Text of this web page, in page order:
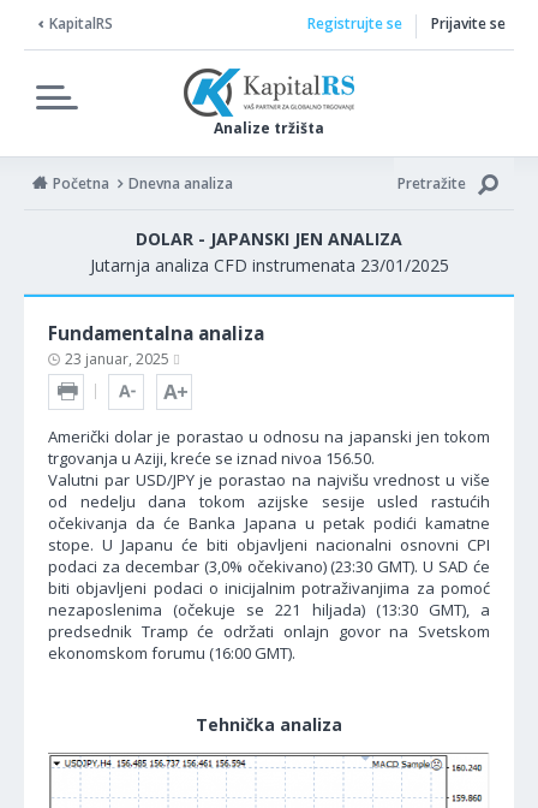
KapitalRS
Analize tržišta
Registrujte se Prijavite se
Početna Dnevna analiza Pretražite
DOLAR - JAPANSKI JEN ANALIZA
Jutarnja analiza CFD instrumenata 23/01/2025
Fundamentalna analiza
23 januar, 2025
Američki dolar je porastao u odnosu na japanski jen tokom
trgovanja u Aziji, kreće se iznad nivoa 156.50.
Valutni par USD/JPY je porastao na najvišu vrednost u više
od nedelju dana tokom azijske sesije usled rastućih
očekivanja da će Banka Japana u petak podići kamatne
stope. U Japanu će biti objavljeni nacionalni osnovni CPI
podaci za decembar (3,0% očekivano) (23:30 GMT). U SAD će
biti objavljeni podaci o inicijalnim potraživanjima za pomoć
nezaposlenima (očekuje se 221 hiljada) (13:30 GMT), a
predsednik Tramp će održati onlajn govor na Svetskom
ekonomskom forumu (16:00 GMT).
Tehnička analiza